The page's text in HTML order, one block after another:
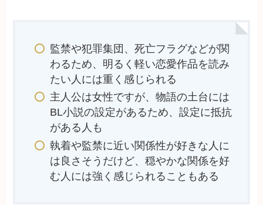
監禁や犯罪集団、死亡フラグなどが関
わるため、明るく軽い恋愛作品を読み
たい人には重く感じられる
主人公は女性ですが、物語の土台には
BL小説の設定があるため、設定に抵抗
がある人も
執着や監禁に近い関係性が好きな人に
は良さそうだけど、穏やかな関係を好
む人には強く感じられることもある